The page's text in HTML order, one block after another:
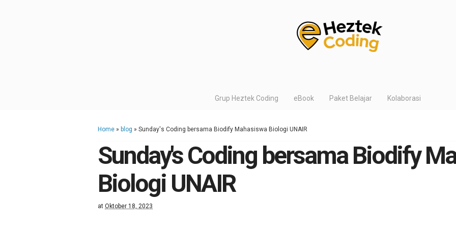
Grup Heztek Coding eBook Paket Belajar Kolaborasi
Home » blog » Sunday's Coding bersama Biodify Mahasiswa Biologi UNAIR
Sunday's Coding bersama Biodify
Biologi UNAIR
at Oktober 18, 2023